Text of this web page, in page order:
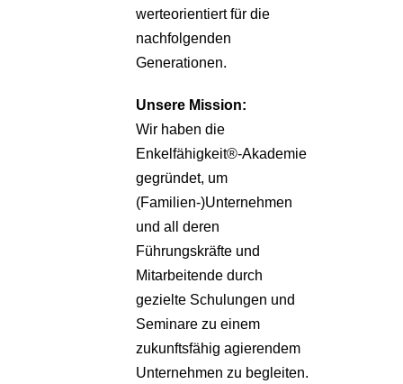
werteorientiert für die
nachfolgenden
Generationen.
Unsere Mission:
Wir haben die
Enkelfähigkeit®-Akademie
gegründet, um
(Familien-)Unternehmen
und all deren
Führungskräfte und
Mitarbeitende durch
gezielte Schulungen und
Seminare zu einem
zukunftsfähig agierendem
Unternehmen zu begleiten.